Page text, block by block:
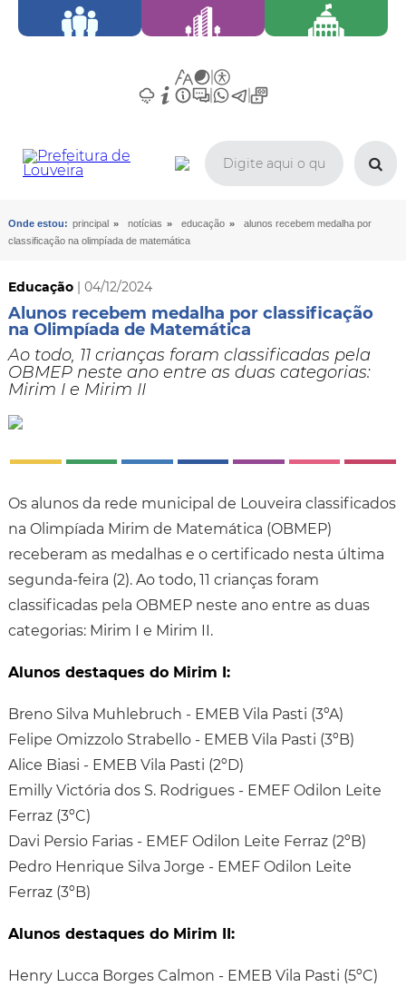
Onde estou: principal » notícias » educação »
alunos recebem medalha por
classificação na olimpíada de matemática
Educação| 04/12/2024
Alunos recebem medalha por classificação
na Olimpíada de Matemática
Ao todo, 11 crianças foram classificadas pela
OBMEP neste ano entre as duas categorias:
Mirim I e Mirim II
Os alunos da rede municipal de Louveira classificados
na Olimpíada Mirim de Matemática (OBMEP)
receberam as medalhas e o certificado nesta última
segunda-feira (2). Ao todo, 11 crianças foram
classificadas pela OBMEP neste ano entre as duas
categorias: Mirim I e Mirim II.
Alunos destaques do Mirim I:
Breno Silva Muhlebruch - EMEB Vila Pasti (3ºA)
Felipe Omizzolo Strabello - EMEB Vila Pasti (3ºB)
Alice Biasi - EMEB Vila Pasti (2ºD)
Emilly Victória dos S. Rodrigues - EMEF Odilon Leite
Ferraz (3ºC)
Davi Persio Farias - EMEF Odilon Leite Ferraz (2ºB)
Pedro Henrique Silva Jorge - EMEF Odilon Leite
Ferraz (3ºB)
Alunos destaques do Mirim II:
Henry Lucca Borges Calmon - EMEB Vila Pasti (5ºC)